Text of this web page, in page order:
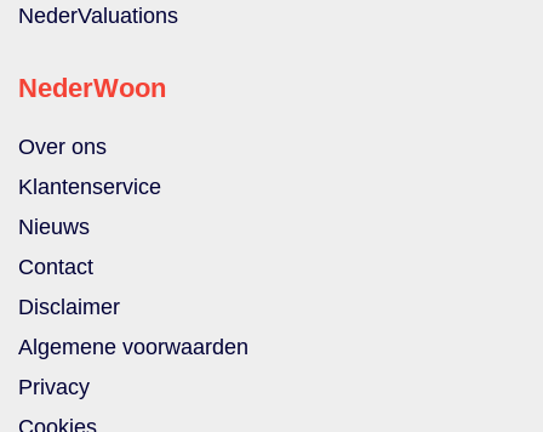
NederValuations
NederWoon
Over ons
Klantenservice
Nieuws
Contact
Disclaimer
Algemene voorwaarden
Privacy